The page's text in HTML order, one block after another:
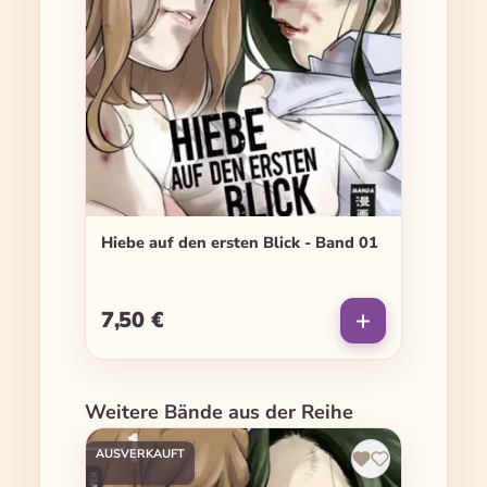
Hiebe auf den ersten Blick - Band 01
Regulärer Preis:
7,50 €
Produktgalerie überspringen
Weitere Bände aus der Reihe
AUSVERKAUFT